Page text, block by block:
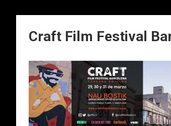
Craft Film Festival